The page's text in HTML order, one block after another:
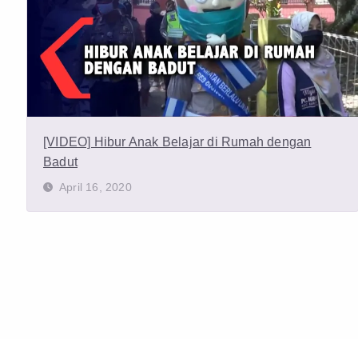
[VIDEO] Hibur Anak Belajar di Rumah dengan
Badut
April 16, 2020